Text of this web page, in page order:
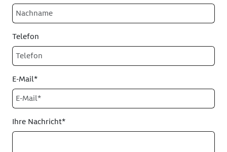
Telefon
E-Mail*
Ihre Nachricht*